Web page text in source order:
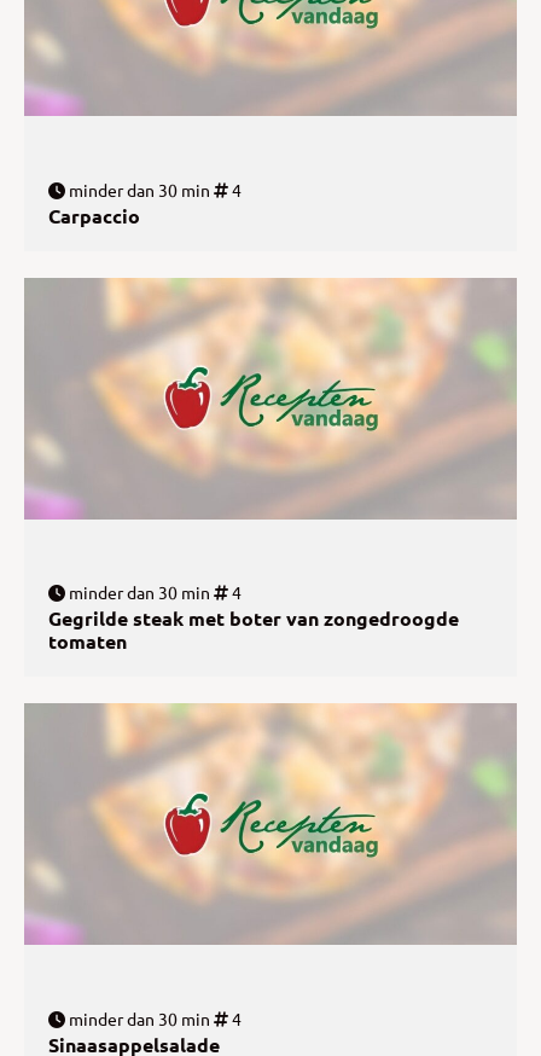
minder dan 30 min 4
Carpaccio
minder dan 30 min 4
Gegrilde steak met boter van zongedroogde
tomaten
minder dan 30 min 4
Sinaasappelsalade